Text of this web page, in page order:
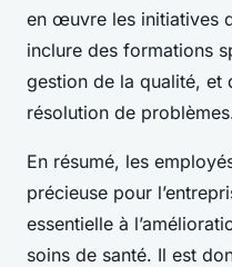
en œuvre les initiatives
inclure des formations
gestion de la qualité, et
résolution de
En résumé, les
précieuse pour
essentielle à
soins de santé. Il est